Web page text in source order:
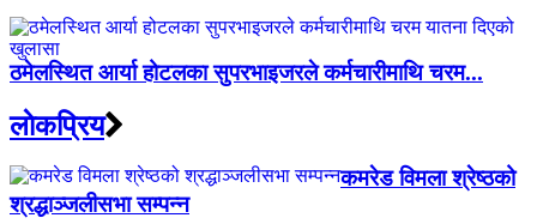
ठमेलस्थित आर्या होटलका सुपरभाइजरले कर्मचारीमाथि चरम...
लाेकप्रिय
कमरेड विमला श्रेष्ठको
श्रद्धाञ्जलीसभा सम्पन्न